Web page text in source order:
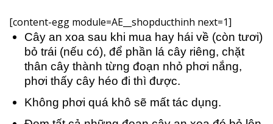
[content-egg module=AE__shopducthinh next=1]
Cây an xoa sau khi mua hay hái về (còn tươi)
bỏ trái (nếu có), để phần lá cây riêng, chặt
thân cây thành từng đoạn nhỏ phơi nắng,
phơi thấy cây héo đi thì được.
Không phơi quá khô sẽ mất tác dụng.